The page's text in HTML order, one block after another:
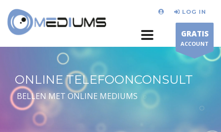
LOG IN
GRATIS
ACCOUNT
ONLINE TELEFOONCONSULT
BELLEN MET ONLINE MEDIUMS